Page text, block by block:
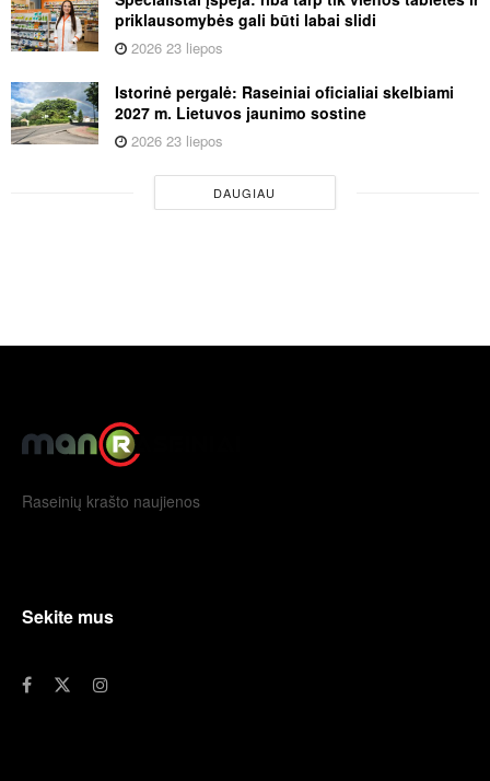
priklausomybės gali būti labai slidi
2026 23 liepos
Istorinė pergalė: Raseiniai oficialiai skelbiami
2027 m. Lietuvos jaunimo sostine
2026 23 liepos
DAUGIAU
Raseinių krašto naujienos
Sekite mus